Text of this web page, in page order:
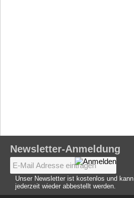
Newsletter-Anmeldung
Unser Newsletter ist kostenlos und kann
jederzeit wieder abbestellt werden.